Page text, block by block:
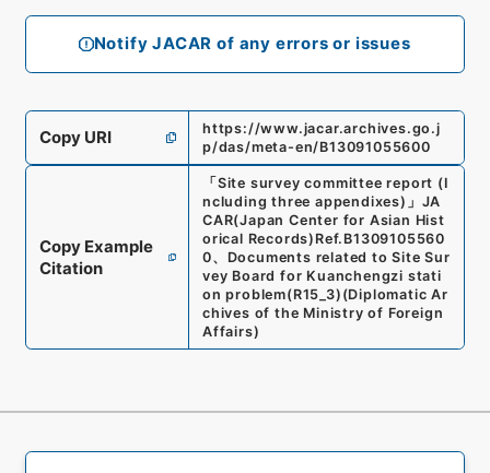
Notify JACAR of any errors or issues
Copy URI
https://www.jacar.archives.go.j
p/das/meta-en/B13091055600
Copy Example
Citation
「 Site survey committee report (I
ncluding three appendixes) 」 JA
CAR(Japan Center for Asian Hist
orical Records) Ref. B1309105560
0、 Documents related to Site Sur
vey Board for Kuanchengzi stati
on problem(R15_3) (Diplomatic Ar
chives of the Ministry of Foreign
Affairs)